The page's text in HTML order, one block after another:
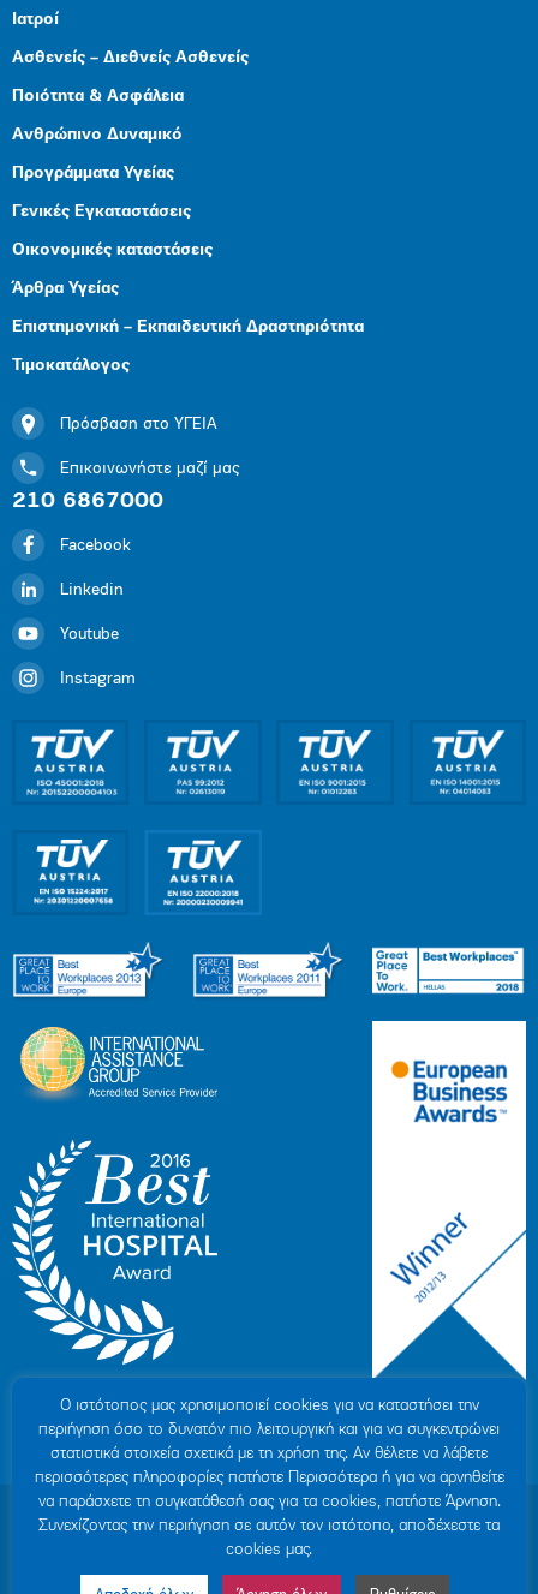
Ιατροί
Ασθενείς – Διεθνείς Ασθενείς
Ποιότητα & Ασφάλεια
Ανθρώπινο Δυναμικό
Προγράμματα Υγείας
Γενικές Εγκαταστάσεις
Οικονομικές καταστάσεις
Άρθρα Υγείας
Επιστημονική – Εκπαιδευτική Δραστηριότητα
Τιμοκατάλογος
Πρόσβαση στο ΥΓΕΙΑ
Επικοινωνήστε μαζί μας
210 6867000
Facebook
Linkedin
Youtube
Instagram
© 2007-2026 ΥΓΕΙΑ Μ.Α.Ε |
ΓΕΜΗ: 000279901000
Όροι Χρήσης
| Πολιτική Προστασίας Προσωπικών Δεδομένων
Δήλωση Απορρήτου
Ο ιστότοπoς μας χρησιμοποιεί cookies για να καταστήσει την
περιήγηση όσο το δυνατόν πιο λειτουργική και για να συγκεντρώνει
στατιστικά στοιχεία σχετικά με τη χρήση της. Αν θέλετε να λάβετε
περισσότερες πληροφορίες πατήστε Περισσότερα ή για να αρνηθείτε
να παράσχετε τη συγκατάθεσή σας για τα cookies, πατήστε Άρνηση.
Συνεχίζοντας την περιήγηση σε αυτόν τον ιστότοπο, αποδέχεστε τα
cookies μας.